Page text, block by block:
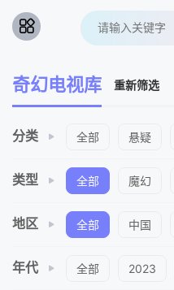
奇幻电视库 重新筛选
分类 全部 悬疑
类型 全部 魔幻
地区 全部 中国
年代 全部 2023